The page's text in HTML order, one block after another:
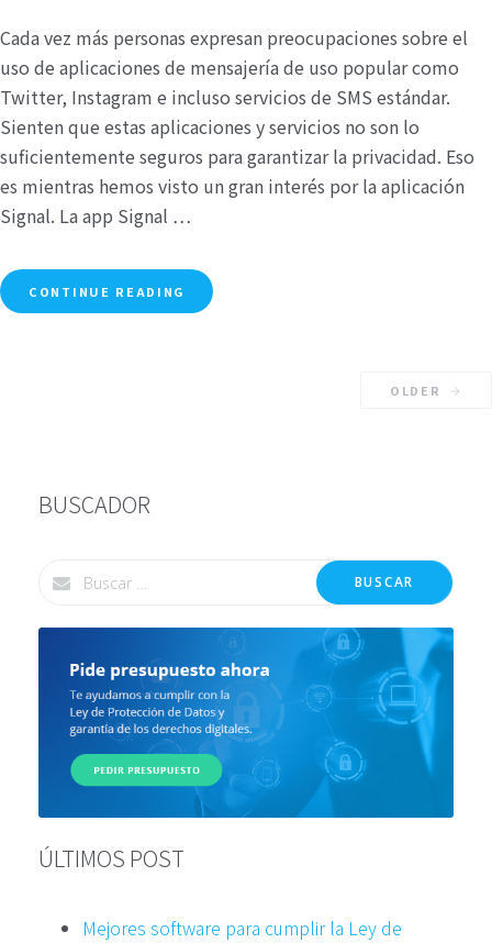
Cada vez más personas expresan preocupaciones sobre el
uso de aplicaciones de mensajería de uso popular como
Twitter, Instagram e incluso servicios de SMS estándar.
Sienten que estas aplicaciones y servicios no son lo
suficientemente seguros para garantizar la privacidad. Eso
es mientras hemos visto un gran interés por la aplicación
Signal. La app Signal …
CONTINUE READING
OLDER
BUSCADOR
BUSCAR
ÚLTIMOS POST
Mejores software para cumplir la Ley de